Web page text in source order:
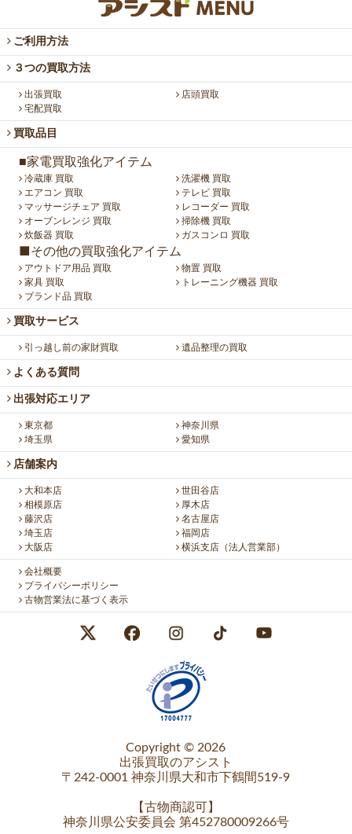
ご利用方法
３つの買取方法
出張買取
店頭買取
宅配買取
買取品目
■家電買取強化アイテム
冷蔵庫 買取
洗濯機 買取
エアコン 買取
テレビ 買取
マッサージチェア 買取
レコーダー 買取
オーブンレンジ 買取
掃除機 買取
炊飯器 買取
ガスコンロ 買取
■その他の買取強化アイテム
アウトドア用品 買取
物置 買取
家具 買取
トレーニング機器 買取
ブランド品 買取
買取サービス
引っ越し前の家財買取 遺品整理の買取
よくある質問
出張対応エリア
東京都
神奈川県
埼玉県
愛知県
店舗案内
大和本店
世田谷店
相模原店
厚木店
藤沢店
名古屋店
埼玉店
福岡店
大阪店
横浜支店（法人営業部）
会社概要
プライバシーポリシー
古物営業法に基づく表示
Copyright © 2026
出張買取のアシスト
〒242-0001 神奈川県大和市下鶴間519-9
【古物商認可
】
神奈川県公安委員会 第452780009266号